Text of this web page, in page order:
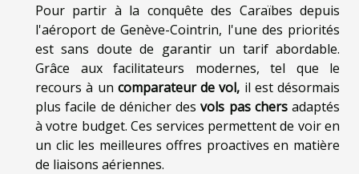
Pour partir à la conquête des Caraïbes depuis
l'aéroport de Genève-Cointrin, l'une des priorités
est sans doute de garantir un tarif abordable.
Grâce aux facilitateurs modernes, tel que le
recours à un comparateur de vol, il est désormais
plus facile de dénicher desvols pas chersadaptés
à votre budget. Ces services permettent de voir en
un clic les meilleures offres proactives en matière
de liaisons aériennes.